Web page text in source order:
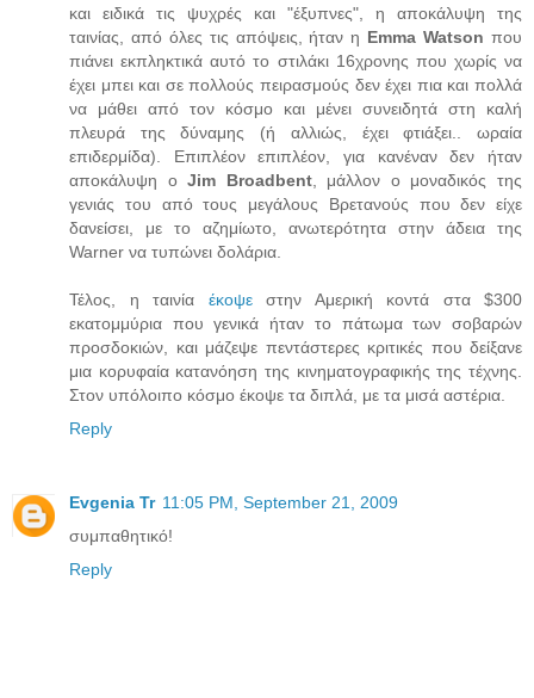
και ειδικά τις ψυχρές και "έξυπνες", η αποκάλυψη της
ταινίας, από όλες τις απόψεις, ήταν η Emma Watson που
πιάνει εκπληκτικά αυτό το στιλάκι 16χρονης που χωρίς να
έχει μπει και σε πολλούς πειρασμούς δεν έχει πια και πολλά
να μάθει από τον κόσμο και μένει συνειδητά στη καλή
πλευρά της δύναμης (ή αλλιώς, έχει φτιάξει.. ωραία
επιδερμίδα). Επιπλέον επιπλέον, για κανέναν δεν ήταν
αποκάλυψη οJim Broadbent, μάλλον ο μοναδικός της
γενιάς του από τους μεγάλους Βρετανούς που δεν είχε
δανείσει, με το αζημίωτο, ανωτερότητα στην άδεια της
Warner να τυπώνει δολάρια.
Τέλος, η ταινία έκοψεστην Αμερική κοντά στα $300
εκατομμύρια που γενικά ήταν το πάτωμα των σοβαρών
προσδοκιών, και μάζεψε πεντάστερες κριτικές που δείξανε
μια κορυφαία κατανόηση της κινηματογραφικής της τέχνης.
Στον υπόλοιπο κόσμο έκοψε τα διπλά, με τα μισά αστέρια.
Reply
Εvgenia Tr 11:05 PM, September 21, 2009
συμπαθητικό!
Reply